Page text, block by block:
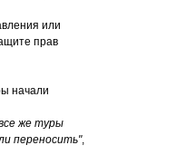
или
прав
начали
же туры
переносить",